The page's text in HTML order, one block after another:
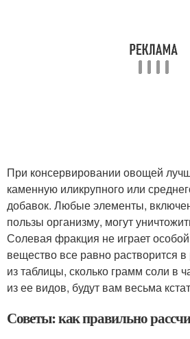
При консервировании овощей
каменную иликрупного или
добавок. Любые элементы,
пользы организму, могут
Солевая фракция не играет особой
вещество все равно растворится
из таблицы, сколько грамм соли в
из ее видов, будут вам весьма
Советы: как правильно